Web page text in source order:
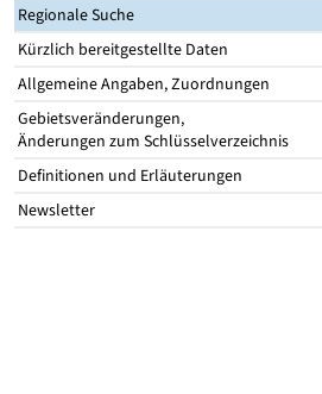
Regionale Suche
Kürzlich bereitgestellte Daten
Allgemeine Angaben, Zuordnungen
Gebietsveränderungen,
Änderungen zum Schlüsselverzeichnis
Definitionen und Erläuterungen
Newsletter